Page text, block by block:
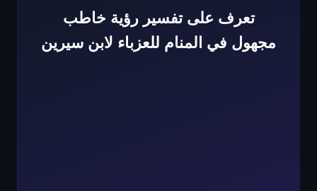
تعرف على تفسير رؤية خاطب
مجهول في المنام للعزباء لابن سيرين